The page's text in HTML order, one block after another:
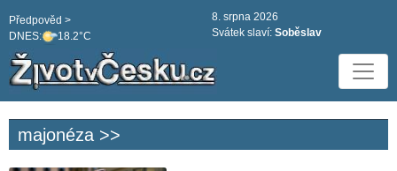
DNES: 18.2°C
Předpověd >
8. srpna 2026
Svátek slaví: Soběslav
majonéza >>